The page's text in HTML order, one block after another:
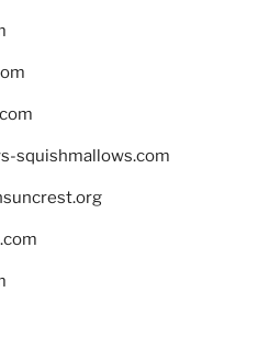
squishmallows.com